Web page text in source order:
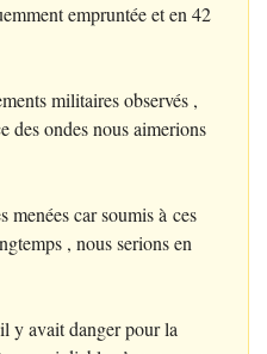
empruntée et en 42
militaires observés ,
des ondes nous aimerions
menées car soumis à ces
, nous serions en
y avait danger pour la